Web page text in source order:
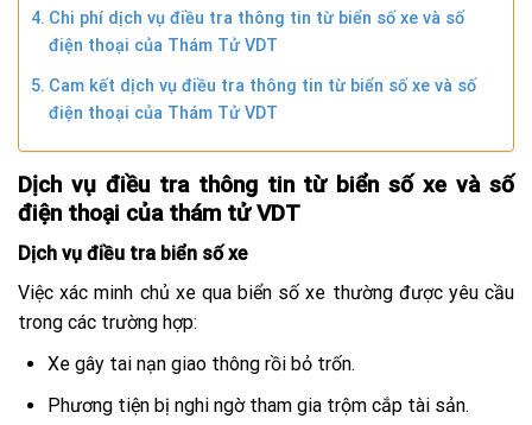
Chi phí dịch vụ điều tra thông tin từ biển số xe và số
điện thoại của Thám Tử VDT
Cam kết dịch vụ điều tra thông tin từ biển số xe và số
điện thoại của Thám Tử VDT
Dịch vụ điều tra thông tin từ biển số xe và số
điện thoại của thám tử VDT
Dịch vụ điều tra biển số xe
Việc xác minh chủ xe qua biển số xe thường được yêu cầu
trong các trường hợp:
Xe gây tai nạn giao thông rồi bỏ trốn.
Phương tiện bị nghi ngờ tham gia trộm cắp tài sản.